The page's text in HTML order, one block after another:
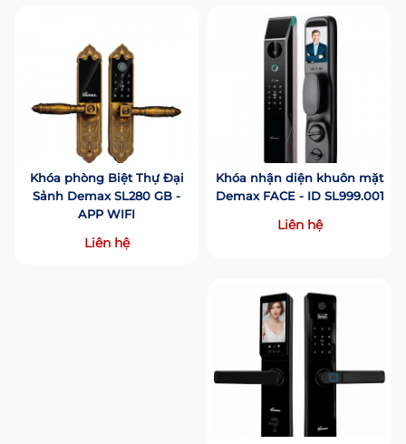
Khóa phòng Biệt Thự Đại
Sảnh Demax SL280 GB -
APP WIFI
Liên hệ
Khóa nhận diện khuôn mặt
Demax FACE - ID SL999.001
Liên hệ